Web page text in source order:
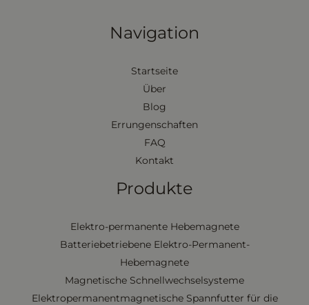
Navigation
Startseite
Über
Blog
Errungenschaften
FAQ
Kontakt
Produkte
Elektro-permanente Hebemagnete
Batteriebetriebene Elektro-Permanent-
Hebemagnete
Magnetische Schnellwechselsysteme
Elektropermanentmagnetische Spannfutter für die